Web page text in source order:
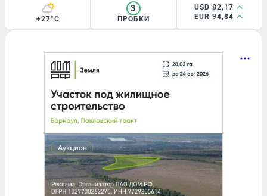
+27°C
3
ПРОБКИ
USD 82,17
EUR 94,84